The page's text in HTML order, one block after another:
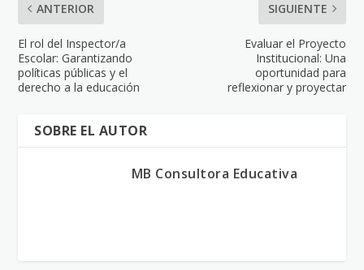
ANTERIOR
El rol del Inspector/a
Escolar: Garantizando
políticas públicas y el
derecho a la educación
SIGUIENTE
Evaluar el Proyecto
Institucional: Una
oportunidad para
reflexionar y proyectar
SOBRE EL AUTOR
MB Consultora Educativa